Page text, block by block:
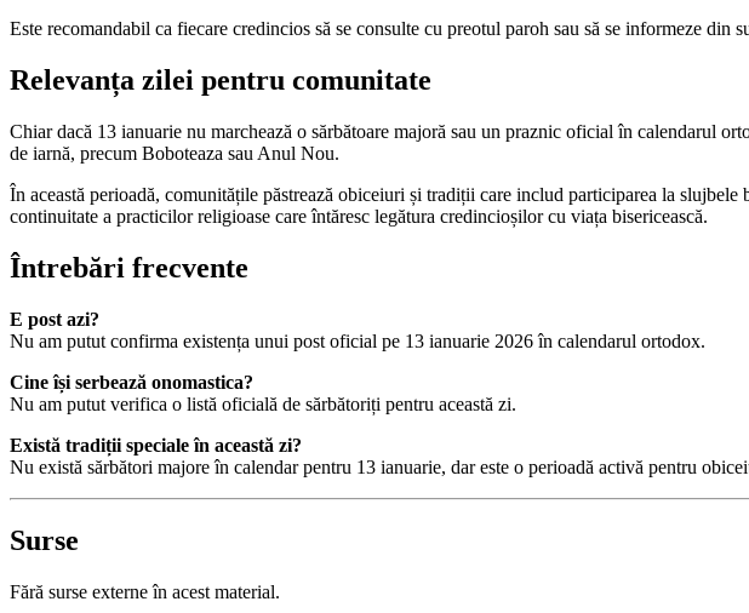
Este recomandabil ca fiecare credincios să se consulte cu preotul paroh sau să se informeze
Relevanța zilei pentru comunitate
Chiar dacă 13 ianuarie nu marchează o sărbătoare majoră sau un praznic oficial în calendarul
de iarnă, precum Boboteaza sau Anul Nou.
În această perioadă, comunitățile păstrează obiceiuri și tradiții care includ participarea la
continuitate a practicilor religioase care întăresc legătura credincioșilor cu viața bisericească.
Întrebări frecvente
E post azi?
Nu am putut confirma existența unui post oficial pe 13 ianuarie 2026 în calendarul ortodox.
Cine își serbează onomastica?
Nu am putut verifica o listă oficială de sărbătoriți pentru această zi.
Există tradiții speciale în această zi?
Nu există sărbători majore în calendar pentru 13 ianuarie, dar este o perioadă activă pentru
Surse
Fără surse externe în acest material.